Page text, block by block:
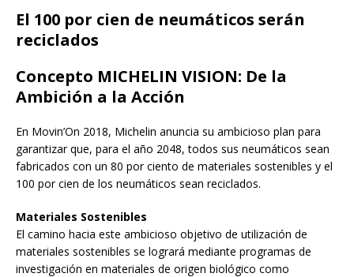
El 100 por cien de neumáticos serán
reciclados
Concepto MICHELIN VISION: De la
Ambición a la Acción
En Movin’On 2018, Michelin anuncia su ambicioso plan para
garantizar que, para el año 2048, todos sus neumáticos sean
fabricados con un 80 por ciento de materiales sostenibles y el
100 por cien de los neumáticos sean reciclados.
Materiales Sostenibles
El camino hacia este ambicioso objetivo de utilización de
materiales sostenibles se logrará mediante programas de
investigación en materiales de origen biológico como